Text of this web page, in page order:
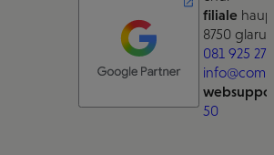
filiale
8750 glarus
081 925 27
50